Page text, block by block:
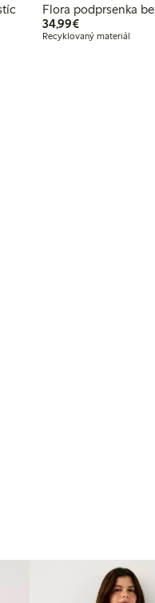
Flora podprsenka
34,99€34,99 €
Recyklovaný materiál